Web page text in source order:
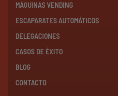
MÁQUINAS VENDING
ESCAPARATES AUTOMÁTICOS
DELEGACIONES
CASOS DE ÉXITO
BLOG
CONTACTO